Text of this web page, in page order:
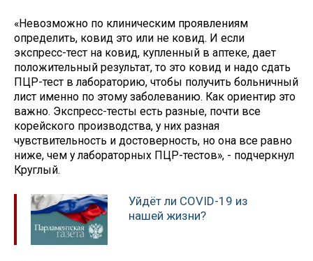
«Невозможно по клиническим проявлениям
определить, ковид это или не ковид. И если
экспресс-тест на ковид, купленный в аптеке, дает
положительный результат, то это ковид и надо сдать
ПЦР-тест в лабораторию, чтобы получить больничный
лист именно по этому заболеванию. Как ориентир это
важно. Экспресс-тесты есть разные, почти все
корейского производства, у них разная
чувствительность и достоверность, но она все равно
ниже, чем у лабораторных ПЦР-тестов», - подчеркнул
Круглый.
Уйдёт ли COVID-19 из
нашей жизни?